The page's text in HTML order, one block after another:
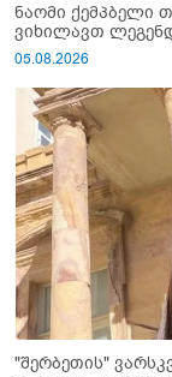
ნაომი ქემპბელი
ვიხილავთ
05.08.2026
"შერბეთის"